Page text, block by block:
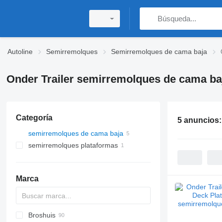
Autoline Semirremolques Semirremolques de cama baja
Onder Trailer semirremolques de cama
Categoría
semirremolques de cama baja
semirremolques plataformas
Marca
S44315CHC
PS
SFCL
S-series
KIS
Broshuis
5 anuncios: